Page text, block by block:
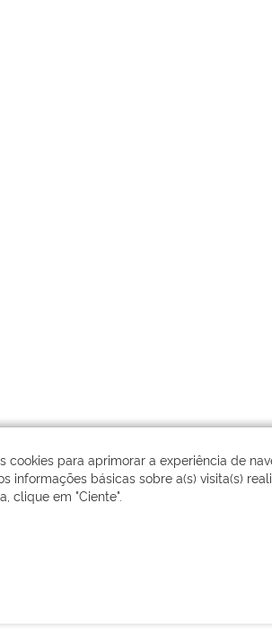
cookies para aprimorar a experiência de
informações básicas sobre a(s) visita(s)
clique em "Ciente".